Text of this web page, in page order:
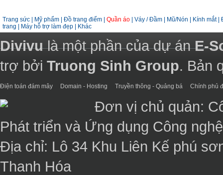
Trang sức Mỹ phẩm Đồ trang điểm Quần áo Váy / Đầm Mũ/Nón Kính mắt
trang
Máy hỗ trợ làm đẹp Khác
Divivulà một phần của dự ánE-
trợ bởi Truong Sinh Group. Bản
Điện toán đám mây Domain - Hosting Truyền thông - Quảng bá Chính phủ
Đơn vị chủ quản:
Phát triển và Ứng dụng Công
Địa chỉ: Lô 34 Khu Liên Kế phú
Thanh Hóa